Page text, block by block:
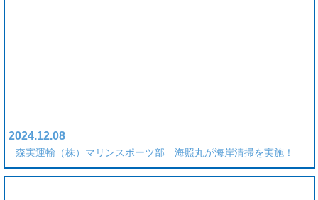
2024.12.08
森実運輸（株）マリンスポーツ部 海照丸が海岸清掃を実施！